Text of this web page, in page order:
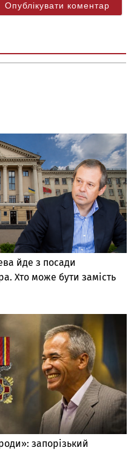
йде з посади
Хто може бути замість
запорізький